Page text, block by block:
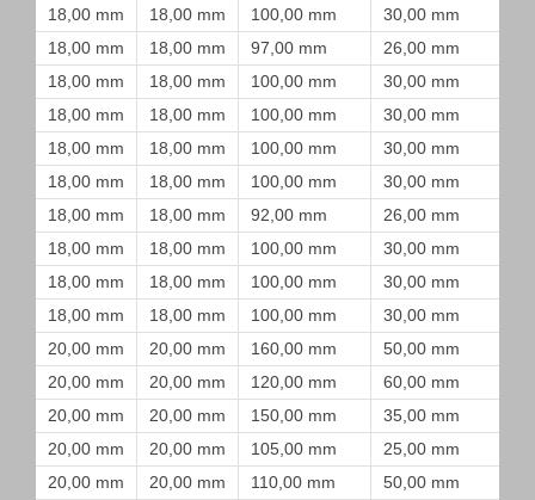
18,00 mm
18,00 mm 100,00 mm
30,00 mm
18,00 mm
18,00 mm 97,00 mm
26,00 mm
18,00 mm
18,00 mm 100,00 mm
30,00 mm
18,00 mm
18,00 mm 100,00 mm
30,00 mm
18,00 mm
18,00 mm 100,00 mm
30,00 mm
18,00 mm
18,00 mm 100,00 mm
30,00 mm
18,00 mm
18,00 mm 92,00 mm
26,00 mm
18,00 mm
18,00 mm 100,00 mm
30,00 mm
18,00 mm
18,00 mm 100,00 mm
30,00 mm
18,00 mm
18,00 mm 100,00 mm
30,00 mm
20,00 mm
20,00 mm 160,00 mm
50,00 mm
20,00 mm
20,00 mm 120,00 mm
60,00 mm
20,00 mm
20,00 mm 150,00 mm
35,00 mm
20,00 mm
20,00 mm 105,00 mm
25,00 mm
20,00 mm
20,00 mm 110,00 mm
50,00 mm